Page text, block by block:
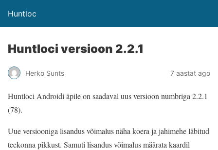
Huntloc
Huntloci versioon 2.2.1
Herko Sunts 7 aastat ago
Huntloci Androidi äpile on saadaval uus versioon numbriga 2.2.1
(78).
Uue versiooniga lisandus võimalus näha koera ja jahimehe läbitud
teekonna pikkust. Samuti lisandus võimalus määrata kaardil